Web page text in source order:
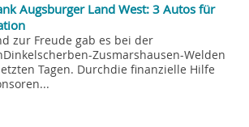
Augsburger Land West: 3 Autos für
zur Freude gab es bei der
Zusmarshausen-Welden
Tagen. Durchdie finanzielle Hilfe